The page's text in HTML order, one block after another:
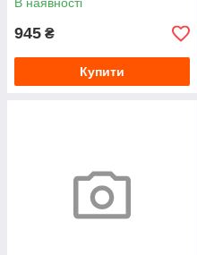
костюм)
945 ₴
Купити